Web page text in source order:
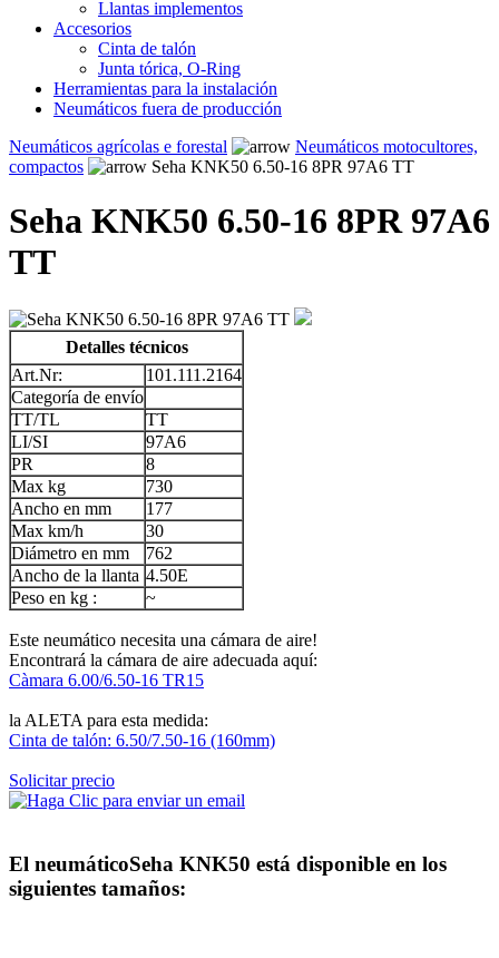
Llantas implementos
Accesorios
Cinta de talón
Junta tórica, O-Ring
Herramientas para la instalación
Neumáticos fuera de producción
Neumáticos agrícolas e forestal
Neumáticos motocultores,
compactos
Seha KNK50 6.50-16 8PR 97A6 TT
Seha KNK50 6.50-16 8PR 97A6
TT
Detalles técnicos
Art.Nr:
101.111.2164
Categoría de envío
TT/TL
TT
LI/SI
97A6
PR
8
Max kg
730
Ancho en mm
177
Max km/h
30
Diámetro en mm
762
Ancho de la llanta 4.50E
Peso en kg :
~
Este neumático necesita una cámara de aire!
Encontrará la cámara de aire adecuada aquí:
Càmara 6.00/6.50-16 TR15
la ALETA para esta medida:
Cinta de talón: 6.50/7.50-16 (160mm)
Solicitar precio
El neumáticoSeha KNK50 está disponible en los
siguientes tamaños: